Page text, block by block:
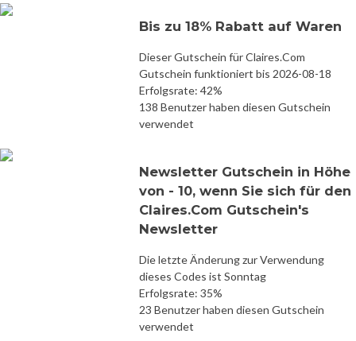
Bis zu 18% Rabatt auf Waren
Dieser Gutschein für Claires.Com
Gutschein funktioniert bis 2026-08-18
Erfolgsrate: 42%
138 Benutzer haben diesen Gutschein
verwendet
Newsletter Gutschein in Höhe
von - 10, wenn Sie sich für den
Claires.Com Gutschein's
Newsletter
Die letzte Änderung zur Verwendung
dieses Codes ist Sonntag
Erfolgsrate: 35%
23 Benutzer haben diesen Gutschein
verwendet